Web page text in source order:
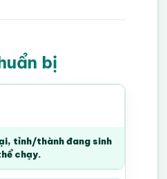
bị
tỉnh/thành đang sinh
chạy.